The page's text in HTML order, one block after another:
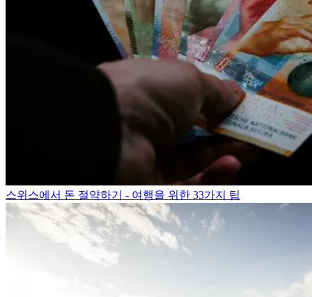
스위스에서 돈 절약하기 - 여행을 위한 33가지 팁